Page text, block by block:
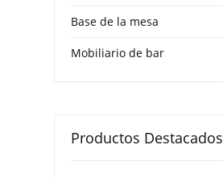
Base de la mesa
Mobiliario de bar
Productos Destacados